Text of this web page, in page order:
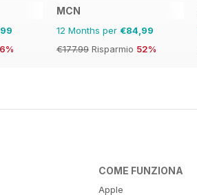
MCN
12 Months per €84,99
€177.99 Risparmio 52%
COME FUNZIONA
Apple